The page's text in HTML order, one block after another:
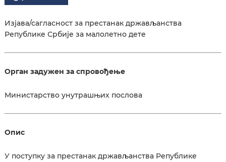
Изјава/сагласност за престанак држављанства
Републике Србије за малолетно дете
Орган задужен за спровођење
Министарство унутрашњих послова
Опис
У поступку за престанак држављанства Републике